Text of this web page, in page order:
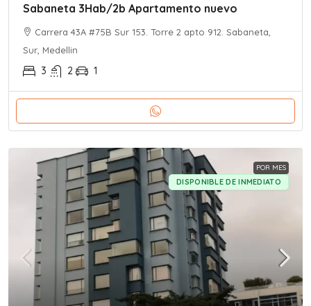
Sabaneta 3Hab/2b Apartamento nuevo
Carrera 43A #75B Sur 153. Torre 2 apto 912. Sabaneta,
Sur, Medellin
3 2 1
POR MES
DISPONIBLE DE INMEDIATO